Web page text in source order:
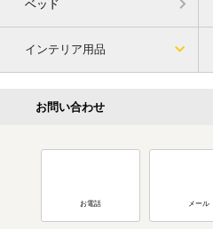
ベッド
インテリア用品
お問い合わせ
お電話 メール